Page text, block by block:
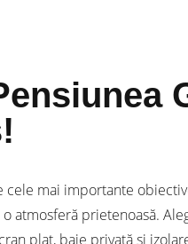
mai importante
atmosferă prietenoasă.
plat, baie privată și